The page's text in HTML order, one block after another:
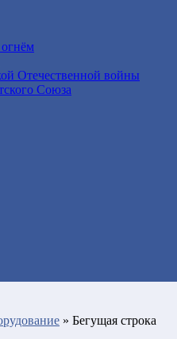
Отечественной войны
Союза
» Бегущая строка